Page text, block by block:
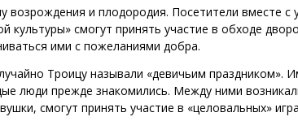
возрождения и плодородия. Посетители вместе с
смогут принять участие в обходе
ими с пожеланиями добра.
Троицу называли «девичьим праздником».
люди прежде знакомились. Между ними
смогут принять участие в «целовальных»